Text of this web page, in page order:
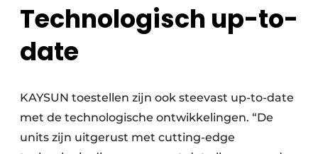
Technologisch up-to-
date
KAYSUN toestellen zijn ook steevast up-to-date
met de technologische ontwikkelingen. “De
units zijn uitgerust met cutting-edge